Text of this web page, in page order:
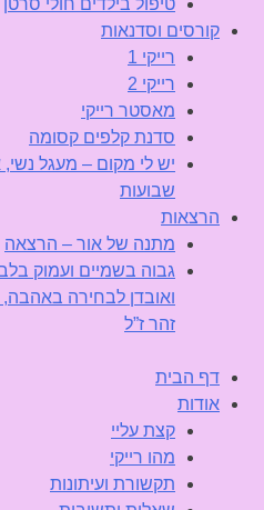
טיפול בילדים חולי סרטן
קורסים וסדנאות
רייקי 1
רייקי 2
מאסטר רייקי
סדנת קלפים קסומה
יש לי מקום – מעגל
שבועות
הרצאות
מתנה של אור – הרצאה
גבוה בשמיים ועמוק
ואובדן לבחירה באהבה,
זהר ז”ל
דף הבית
אודות
קצת עליי
מהו רייקי
תקשורת ועיתונות